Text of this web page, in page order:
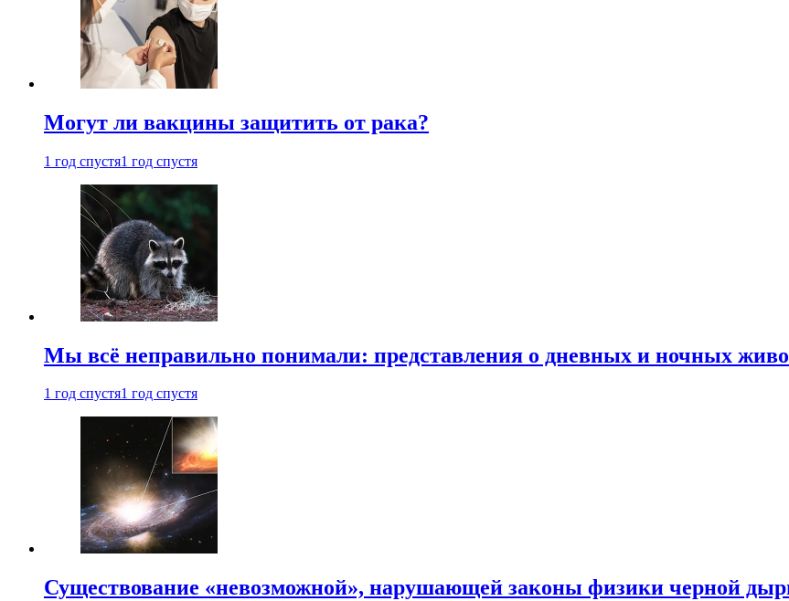
Могут ли вакцины защитить от рака?
1 год спустя1 год спустя
Мы всё неправильно понимали: представления о дневных и ночных
1 год спустя1 год спустя
Существование «невозможной», нарушающей законы физики черной